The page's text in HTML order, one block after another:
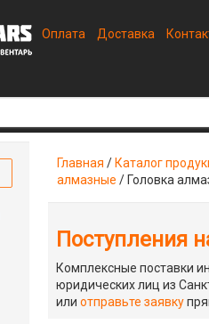
Оплата Доставка
Главная / Каталог
алмазные / Головка
Поступления
Комплексные поставки
юридических лиц из
илиотправьте заявку